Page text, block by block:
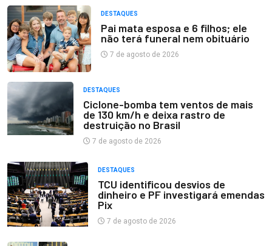
DESTAQUES
Pai mata esposa e 6 filhos; ele
não terá funeral nem obituário
7 de agosto de 2026
DESTAQUES
Ciclone-bomba tem ventos de mais
de 130 km/h e deixa rastro de
destruição no Brasil
7 de agosto de 2026
DESTAQUES
TCU identificou desvios de
dinheiro e PF investigará emendas
Pix
7 de agosto de 2026